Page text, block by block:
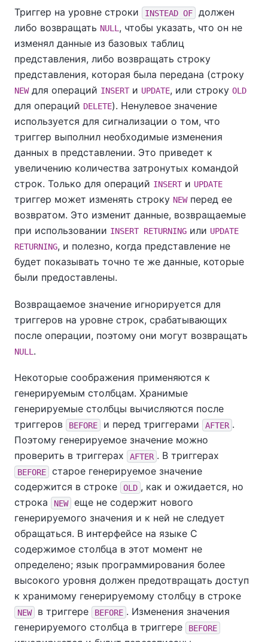
Триггер на уровне строки INSTEAD OF
должен
либо возвращать NULL, чтобы указать, что он не
изменял данные из базовых таблиц
представления, либо возвращать строку
представления, которая была передана (строку
NEWдля операций INSERTи UPDATE, или строку OLD
для операций DELETE). Ненулевое значение
используется для сигнализации о том, что
триггер выполнил необходимые изменения
данных в представлении. Это приведет к
увеличению количества затронутых командой
строк. Только для операций INSERTи UPDATE
триггер может изменять строку NEWперед ее
возвратом. Это изменит данные, возвращаемые
при использовании INSERT RETURNING или UPDATE
RETURNING, и полезно, когда представление не
будет показывать точно те же данные, которые
были предоставлены.
Возвращаемое значение игнорируется для
триггеров на уровне строк, срабатывающих
после операции, поэтому они могут возвращать
NULL .
Некоторые соображения применяются к
генерируемым столбцам. Хранимые
генерируемые столбцы вычисляются после
триггеров
BEFORE и перед триггерами AFTER .
Поэтому генерируемое значение можно
проверить в триггерах
AFTER . В триггерах
BEFORE
старое генерируемое значение
содержится в строке
OLD , как и ожидается, но
строка
NEW
еще не содержит нового
генерируемого значения и к ней не следует
обращаться. В интерфейсе на языке C
содержимое столбца в этот момент не
определено; язык программирования более
высокого уровня должен предотвращать доступ
к хранимому генерируемому столбцу в строке
NEW в триггере BEFORE . Изменения значения
генерируемого столбца в триггере
BEFORE